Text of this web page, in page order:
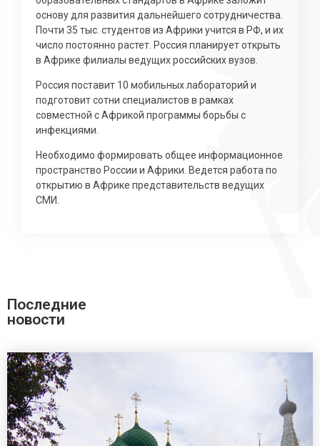
основу для развития дальнейшего сотрудничества.
Почти 35 тыс. студентов из Африки учится в РФ, и их
число постоянно растет. Россия планирует открыть
в Африке филиалы ведущих российских вузов.
Россия поставит 10 мобильных лабораторий и
подготовит сотни специалистов в рамках
совместной с Африкой программы борьбы с
инфекциями.
Необходимо формировать общее информационное
пространство России и Африки. Ведется работа по
открытию в Африке представительств ведущих
СМИ.
Последние
новости